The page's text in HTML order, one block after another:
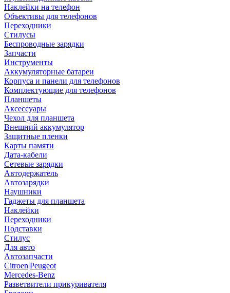
Наклейки на телефон
Объективы для телефонов
Переходники
Стилусы
Беспроводные зарядки
Запчасти
Инструменты
Аккумуляторные батареи
Корпуса и панели для телефонов
Комплектующие для телефонов
Планшеты
Аксессуары
Чехол для планшета
Внешний аккумулятор
Защитные пленки
Карты памяти
Дата-кабели
Сетевые зарядки
Автодержатель
Автозарядки
Наушники
Гаджеты для планшета
Наклейки
Переходники
Подставки
Стилус
Для авто
Автозапчасти
Citroen|Peugeot
Mercedes-Benz
Разветвители прикуривателя